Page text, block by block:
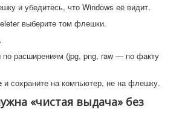
и убедитесь, что Windows её видит.
выберите том флешки.
.
расширениям (jpg, png, raw — по факту
и сохраните на компьютер, не на флешку.
«чистая выдача» без